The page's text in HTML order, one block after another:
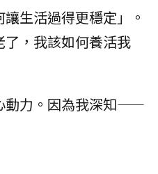
生活過得更穩定」。
，我該如何養活我
動力。因為我深知——